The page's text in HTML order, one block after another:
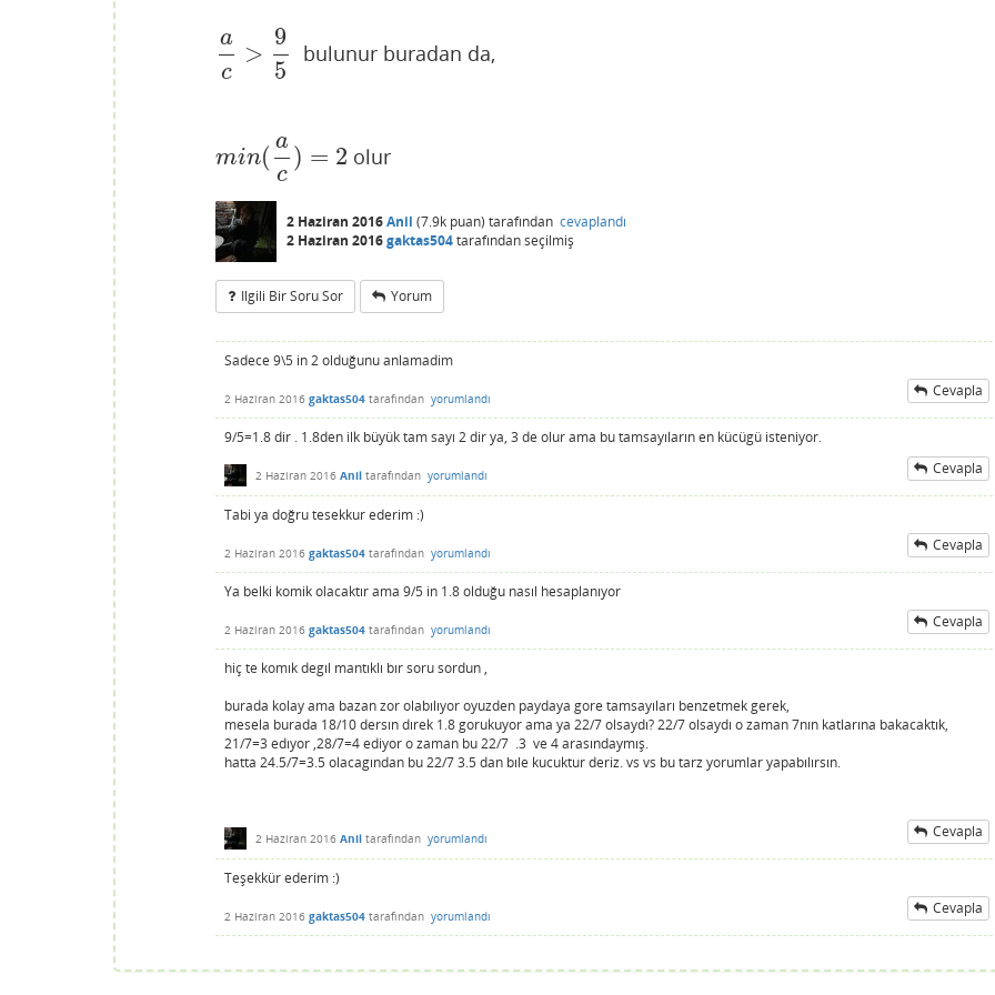
a
c
>
9
5
ac >95 bulunur buradan da,
min(
a
c
) = 2
min(a c)= 2 olur
2 Haziran 2016Anil (7.9k puan) tarafından cevaplandı
2 Haziran 2016gaktas504tarafındanseçilmiş
Ilgili Bir Soru Sor Yorum
Sadece 9\5 in 2 olduğunu anlamadim
2 Haziran 2016 gaktas504 tarafından yorumlandı Cevapla
9/5=1.8 dir . 1.8den ilk büyük tam sayı 2 dir ya, 3 de olur ama bu tamsayıların en kücügü isteniyor.
2 Haziran 2016 Anil tarafından yorumlandı Cevapla
Tabi ya doğru tesekkur ederim :)
2 Haziran 2016 gaktas504 tarafından yorumlandı Cevapla
Ya belki komik olacaktır ama 9/5 in 1.8 olduğu nasıl hesaplanıyor
2 Haziran 2016 gaktas504 tarafından yorumlandı Cevapla
hiç te komık degıl mantıklı bır soru sordun ,
burada kolay ama bazan zor olabılıyor oyuzden paydaya gore tamsayıları benzetmek gerek,
mesela burada 18/10 dersın dırek 1.8 gorukuyor ama ya 22/7 olsaydı? 22/7 olsaydı o zaman 7nın katlarına bakacaktık,
21/7=3 edıyor ,28/7=4 ediyor o zaman bu 22/7 .3 ve 4 arasındaymış.
hatta 24.5/7=3.5 olacagından bu 22/7 3.5 dan bıle kucuktur deriz. vs vs bu tarz yorumlar yapabılırsın.
2 Haziran 2016 Anil tarafından yorumlandı Cevapla
Teşekkür ederim :)
2 Haziran 2016 gaktas504 tarafından yorumlandı Cevapla